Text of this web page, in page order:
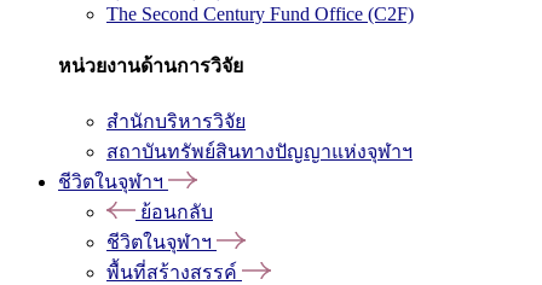
The Second Century Fund Office (C2F)
หน่วยงานด้านการวิจัย
สำนักบริหารวิจัย
สถาบันทรัพย์สินทางปัญญาแห่งจุฬาฯ
ชีวิตในจุฬาฯ
ย้อนกลับ
ชีวิตในจุฬาฯ
พื้นที่สร้างสรรค์